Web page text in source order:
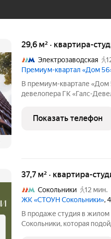
29,6 м² · квартира-
Электрозаводская
Премиум-квартал «Дом
В премиум-квартале «Дом
девелопера ГК «Галс-
отделки, со свободной
воплотить дизайн -
Показать телефон
37,7 м² · квартира-
Сокольники
12 мин.
ЖК «СТОУН Сокольники»,
В продаже студия в
Сокольники, которая